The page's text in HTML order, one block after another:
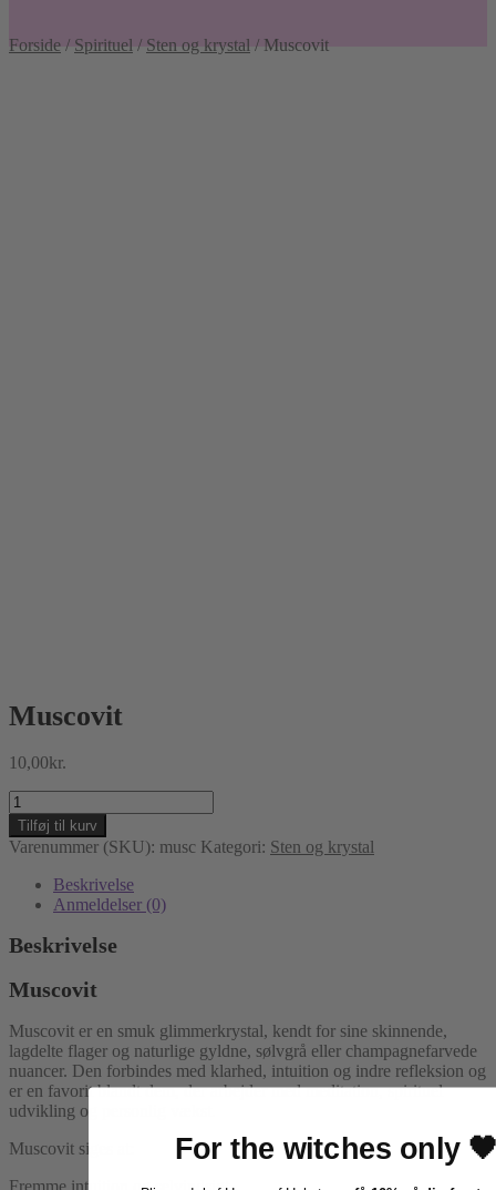
Forside / Spirituel / Sten og krystal /Muscovit
Muscovit
10,00kr.
Muscovit
antal
Tilføj til kurv
Varenummer (SKU): musc Kategori: Sten og krystal
Beskrivelse
Anmeldelser (0)
Beskrivelse
Muscovit
Muscovit er en smuk glimmerkrystal, kendt for sine skinnende,
lagdelte flager og naturlige gyldne, sølvgrå eller champagnefarvede
nuancer. Den forbindes med klarhed, intuition og indre refleksion og
er en favorit blandt dem, der arbejder med meditation, spirituel
udvikling og personlig vækst.
Muscovit siges at:
Fremme intuition og selvindsigt.
For the witches only